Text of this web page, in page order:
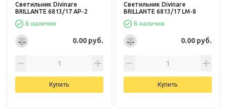
Светильник Divinare
BRILLANTE 6813/17 AP-2
В наличии
0.00 руб.
Купить
Светильник Divinare
BRILLANTE 6813/17 LM-8
В наличии
0.00 руб.
Купить